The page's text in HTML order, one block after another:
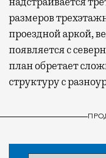
размеров
проездной аркой,
появляется с
план обретает
структуру с